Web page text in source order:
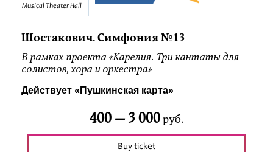
Musical Theater Hall
Шостакович. Симфония №13
В рамках проекта «Карелия. Три кантаты для
солистов, хора и оркестра»
Действует «Пушкинская карта»
400 —3 000руб.
Buy ticket